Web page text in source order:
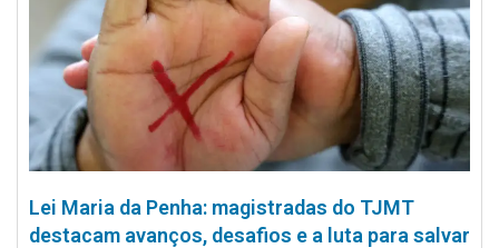
Lei Maria da Penha: magistradas do TJMT
destacam avanços, desafios e a luta para salvar